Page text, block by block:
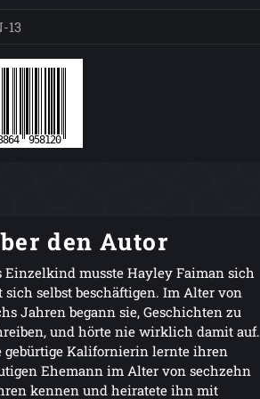
13
den Autor
Einzelkind musste Hayley Faiman sich
sich selbst beschäftigen. Im Alter von
Jahren begann sie, Geschichten zu
und hörte nie wirklich damit auf.
gebürtige Kalifornierin lernte ihren
Ehemann im Alter von sechzehn
kennen und heiratete ihn mit